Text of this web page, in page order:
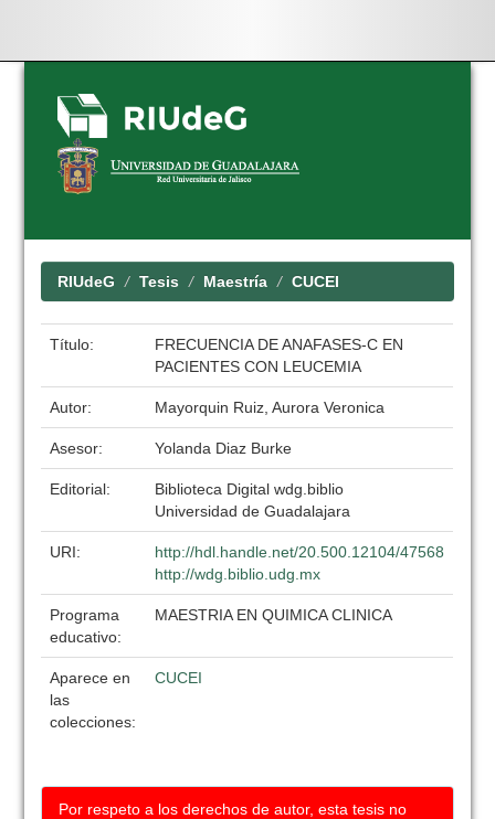
Skip
navigation
RIUdeG Tesis Maestría CUCEI
Título:
FRECUENCIA DE ANAFASES-C EN
PACIENTES CON LEUCEMIA
Autor: Mayorquin Ruiz, Aurora Veronica
Asesor: Yolanda Diaz Burke
Editorial:
Biblioteca Digital wdg.biblio
Universidad de Guadalajara
URI:
http://hdl.handle.net/20.500.12104/47568
http://wdg.biblio.udg.mx
Programa
educativo:
MAESTRIA EN QUIMICA CLINICA
Aparece en
las
colecciones:
CUCEI
Por respeto a los derechos de autor, esta tesis no